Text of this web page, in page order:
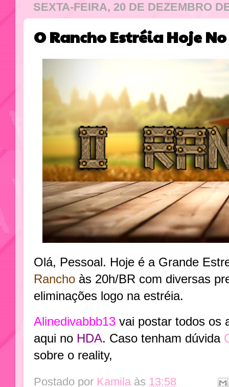
SEXTA-FEIRA, 20 DE DEZEMBRO
O Rancho Estréia Hoje
Olá, Pessoal. Hoje é a Grande
Rancho às 20h/BR com diversas
eliminações logo na estréia.
Alinedivabbb13 vai postar todos os
aqui no HDA. Caso tenham dúvida
sobre o reality,
Postado por Kamila às 13:58